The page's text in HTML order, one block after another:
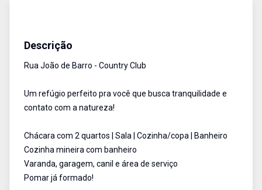
Descrição
Rua João de Barro - Country Club
Um refúgio perfeito pra você que busca tranquilidade e
contato com a natureza!
Chácara com 2 quartos | Sala | Cozinha/copa | Banheiro
Cozinha mineira com banheiro
Varanda, garagem, canil e área de serviço
Pomar já formado!